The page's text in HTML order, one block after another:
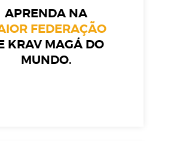
APRENDA NA
FEDERAÇÃO
KRAV MAGÁ DO
MUNDO.